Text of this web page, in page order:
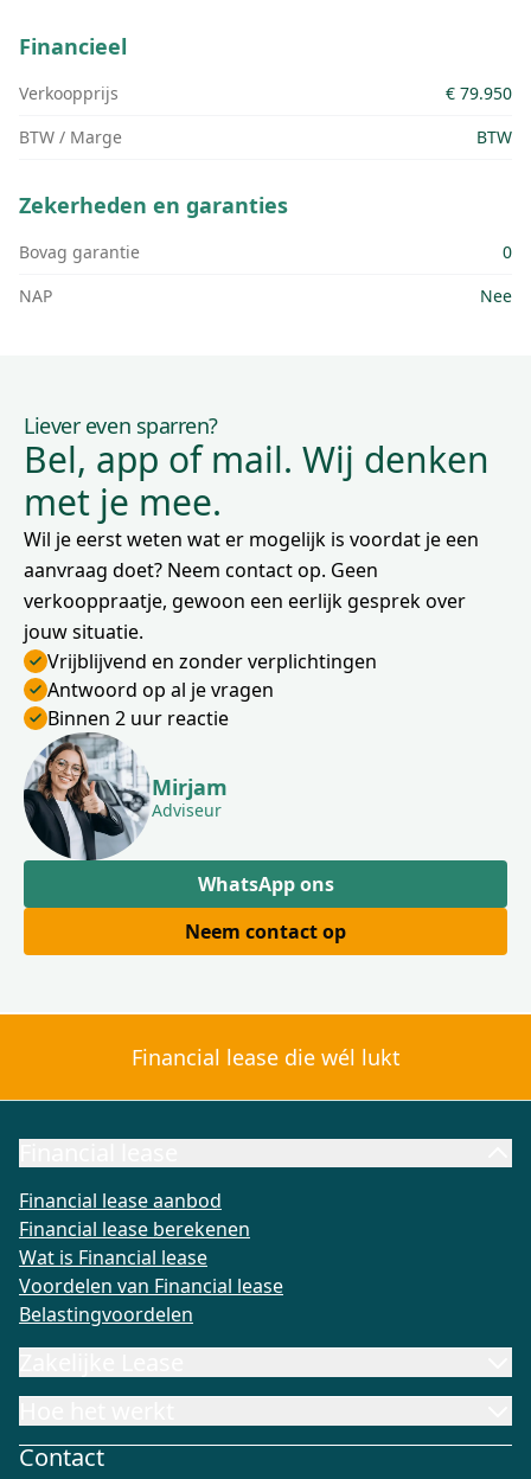
Financieel
Verkoopprijs
€ 79.950
BTW / Marge
BTW
Zekerheden en garanties
Bovag garantie
0
NAP
Nee
Liever even sparren?
Bel, app of mail. Wij denken
met je mee.
Wil je eerst weten wat er mogelijk is voordat je een
aanvraag doet? Neem contact op. Geen
verkooppraatje, gewoon een eerlijk gesprek over
jouw situatie.
Vrijblijvend en zonder verplichtingen
Antwoord op al je vragen
Binnen 2 uur reactie
Mirjam
Adviseur
WhatsApp ons
Neem contact op
Financial lease die wél lukt
Financial lease aanbod
Financial lease berekenen
Wat is Financial lease
Voordelen van Financial lease
Belastingvoordelen
Contact